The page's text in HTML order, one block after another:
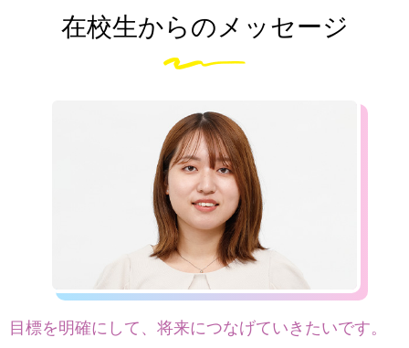
在校生からのメッセージ
目標を明確にして、将来につなげていきたいです。